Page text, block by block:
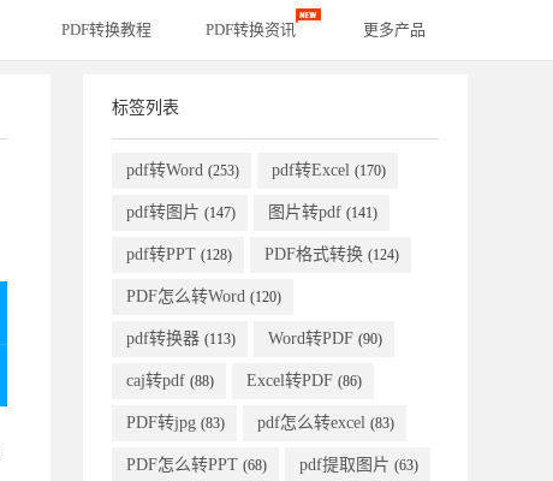
PDF转换教程 PDF转换资讯 更多产品
标签列表
pdf转Word (253) pdf转Excel (170)
pdf转图片 (147) 图片转pdf (141)
pdf转PPT (128) PDF格式转换 (124)
PDF怎么转Word (120)
pdf转换器 (113) Word转PDF (90)
caj转pdf (88) Excel转PDF (86)
PDF转jpg (83) pdf怎么转excel (83)
PDF怎么转PPT (68) pdf提取图片 (63)